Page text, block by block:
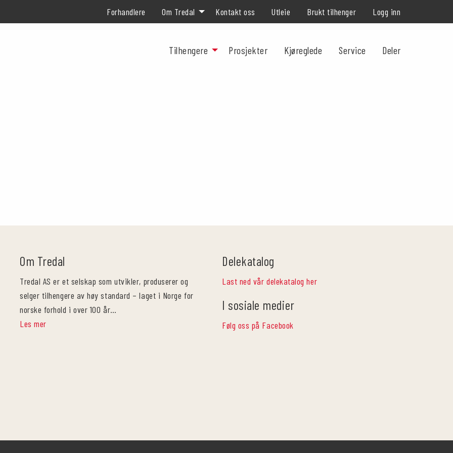
Forhandlere Om Tredal Kontakt oss Utleie Brukt tilhenger Logg inn
Tilhengere Prosjekter Kjøreglede Service Deler
Om Tredal
Tredal AS er et selskap som utvikler, produserer og
selger tilhengere av høy standard – laget i Norge for
norske forhold i over 100 år…
Les mer
Delekatalog
Last ned vår delekatalog her
I sosiale medier
Følg oss på Facebook